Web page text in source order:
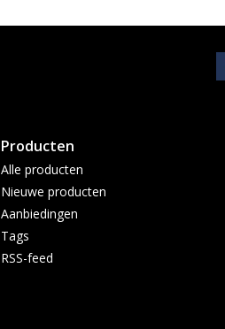
Producten
Alle producten
Nieuwe producten
Aanbiedingen
Tags
RSS-feed